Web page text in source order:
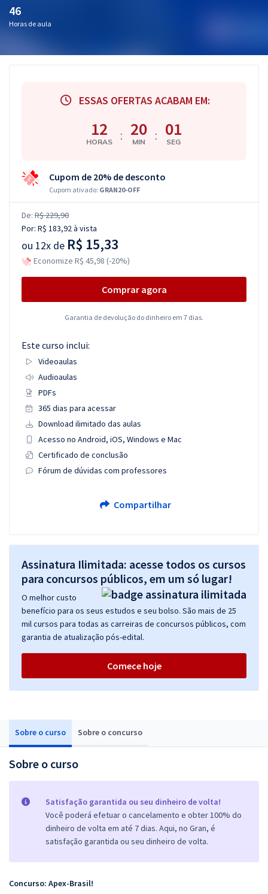
46
Horas de aula
Sobre o curso Sobre o concurso
Sobre o curso
Satisfação garantida ou seu dinheiro de volta!
Você poderá efetuar o cancelamento e obter 100% do
dinheiro de volta em até 7 dias. Aqui, no Gran, é
satisfação garantida ou seu dinheiro de volta.
Concurso: Apex-Brasil!
ESSAS OFERTAS ACABAM EM:
12
HORAS : 20
MIN : 01
SEG
Cupom de 20% de desconto
Cupom ativado: GRAN20-OFF
De: R$ 229,90
Por: R$ 183,92à vista
ou 12x de R$ 15,33
Economize R$ 45,98 (-20%)
Comprar agora
Garantia de devolução do dinheiro em 7 dias.
Este curso inclui:
Videoaulas
Audioaulas
PDFs
365 dias para acessar
Download ilimitado das aulas
Acesso no Android, iOS, Windows e Mac
Certificado de conclusão
Fórum de dúvidas com professores
Compartilhar
Assinatura Ilimitada: acesse todos os cursos
para concursos públicos, em um só lugar!
O melhor custo
benefício para os seus estudos e seu bolso. São mais de 25
mil cursos para todas as carreiras de concursos públicos, com
garantia de atualização pós-edital.
Comece hoje